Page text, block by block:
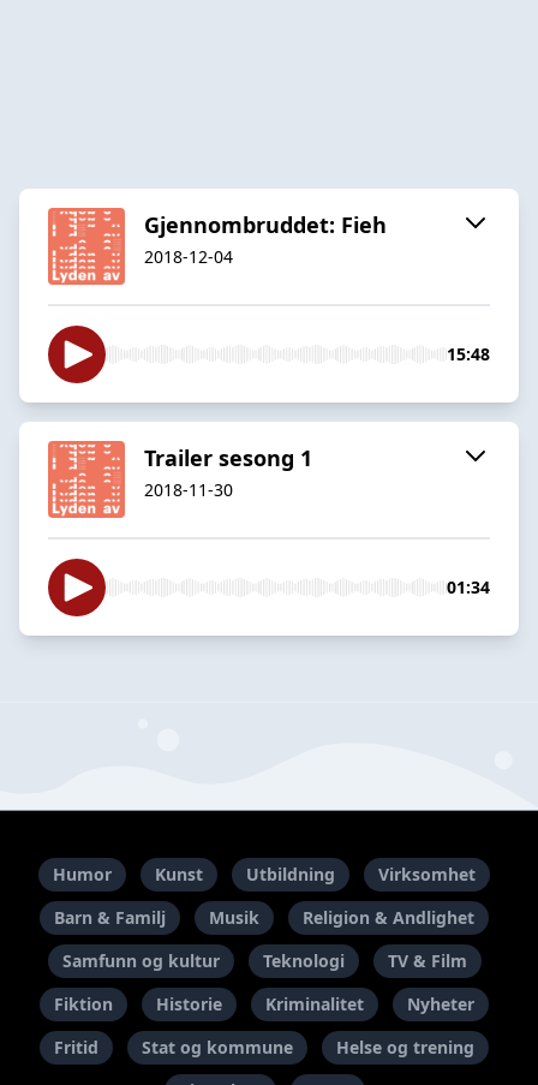
Gjennombruddet: Fieh
2018-12-04
15:48
Trailer sesong 1
2018-11-30
01:34
Humor Kunst Utbildning
Virksomhet
Barn & Familj
Musik
Religion & Andlighet
Samfunn og kultur
Teknologi
TV & Film
Fiktion
Historie Kriminalitet
Nyheter
Fritid
Stat og kommune
Helse og trening